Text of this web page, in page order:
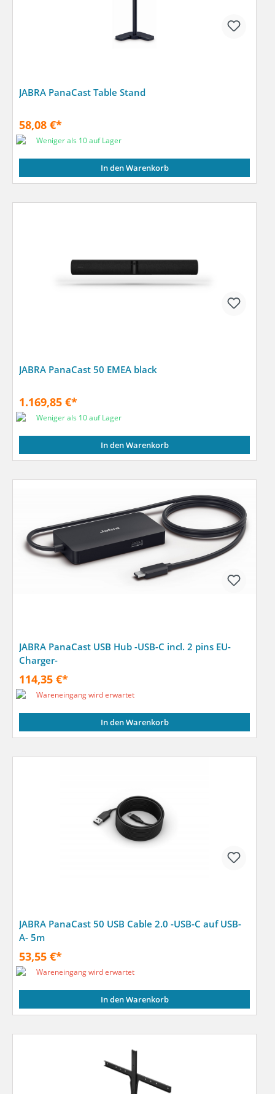
JABRA PanaCast Table Stand
58,08 €*
Weniger als 10 auf Lager
In den Warenkorb
JABRA PanaCast 50 EMEA black
1.169,85 €*
Weniger als 10 auf Lager
In den Warenkorb
JABRA PanaCast USB Hub -USB-C incl. 2 pins EU-
Charger-
114,35 €*
Wareneingang wird erwartet
In den Warenkorb
JABRA PanaCast 50 USB Cable 2.0 -USB-C auf USB-
A- 5m
53,55 €*
Wareneingang wird erwartet
In den Warenkorb